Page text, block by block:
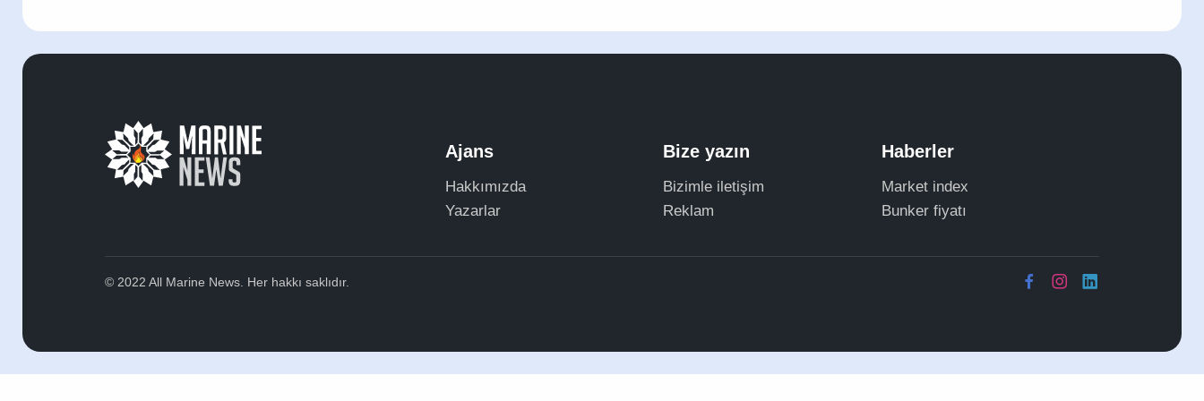
Ajans
Hakkımızda
Yazarlar
Bize yazın
Bizimle iletişim
Reklam
Haberler
Market index
Bunker fiyatı
© 2022 All Marine News. Her hakkı saklıdır.